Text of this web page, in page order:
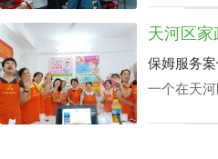
育等，保
心保洁24
保姆服务
一个在天